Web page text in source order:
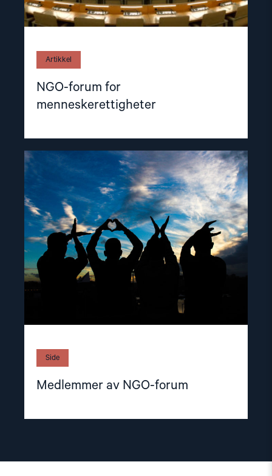
Artikkel
NGO-forum for
menneskerettigheter
Side
Medlemmer av NGO-forum
Read
article
"Medlemmer
av
NGO-
forum"